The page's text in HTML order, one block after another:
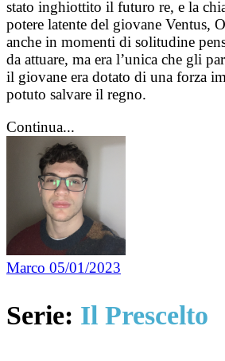
stato inghiottito il futuro re, e la
potere latente del giovane Ventus,
anche in momenti di solitudine
da attuare, ma era l’unica che gli
il giovane era dotato di una forza
potuto salvare il regno.
Continua...
Marco 05/01/2023
Serie: Il Prescelto